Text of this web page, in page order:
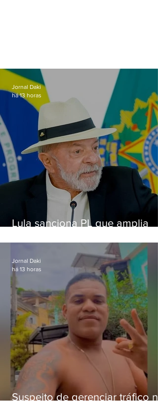
Lula sanciona PL que amplia
crianças
Jornal Daki
há 13 horas
Suspeito de gerenciar tráfico na
Jornal Daki
há 13 horas